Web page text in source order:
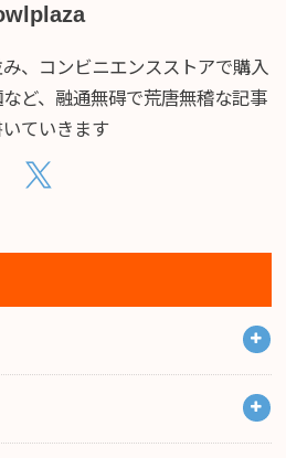
、コンビニエンスストアで購入
ど、融通無碍で荒唐無稽な記事
いていきます